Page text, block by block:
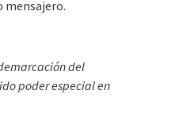
mensajero.
del
poder especial en